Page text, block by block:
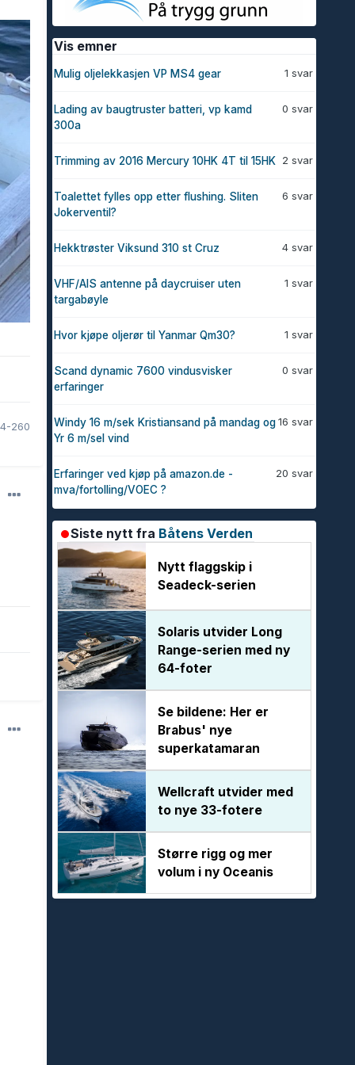
260
Vis emner
1 svar
Mulig oljelekkasjen VP MS4 gear
0 svar
Lading av baugtruster batteri, vp kamd
300a
2 svar
Trimming av 2016 Mercury 10HK 4T til 15HK
6 svar
Toalettet fylles opp etter flushing. Sliten
Jokerventil?
4 svar
Hekktrøster Viksund 310 st Cruz
1 svar
VHF/AIS antenne på daycruiser uten
targabøyle
1 svar
Hvor kjøpe oljerør til Yanmar Qm30?
0 svar
Scand dynamic 7600 vindusvisker
erfaringer
16 svar
Windy 16 m/sek Kristiansand på mandag og
Yr 6 m/sel vind
20 svar
Erfaringer ved kjøp på amazon.de -
mva/fortolling/VOEC ?
Siste nytt fra Båtens Verden
Nytt flaggskip i
Seadeck-serien
Solaris utvider Long
Range-serien med ny
64-foter
Se bildene: Her er
Brabus' nye
superkatamaran
Wellcraft utvider med
to nye 33-fotere
Større rigg og mer
volum i ny Oceanis